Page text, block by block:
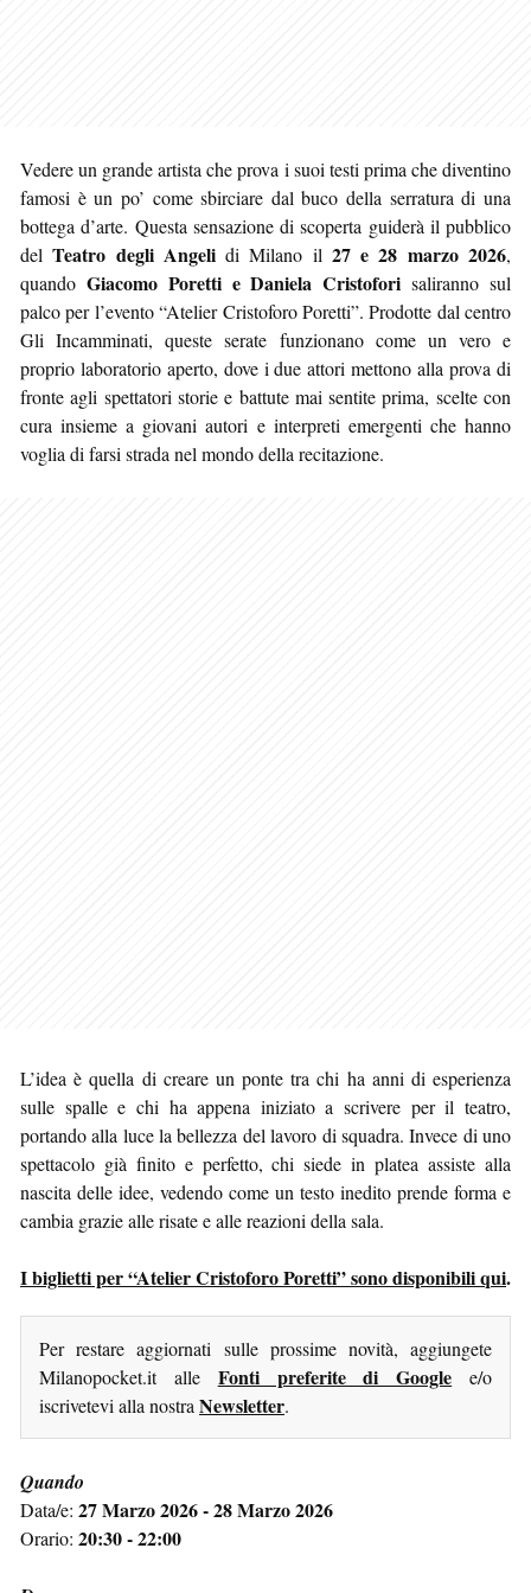
Vedere un grande artista che prova i suoi testi prima che diventino
famosi è un po’ come sbirciare dal buco della serratura di una
bottega d’arte. Questa sensazione di scoperta guiderà il pubblico
delTeatro degli Angelidi Milano il 27 e 28 marzo 2026,
quando Giacomo Poretti e Daniela Cristofori saliranno sul
palco per l’evento “Atelier Cristoforo Poretti”. Prodotte dal centro
Gli Incamminati, queste serate funzionano come un vero e
proprio laboratorio aperto, dove i due attori mettono alla prova di
fronte agli spettatori storie e battute mai sentite prima, scelte con
cura insieme a giovani autori e interpreti emergenti che hanno
voglia di farsi strada nel mondo della recitazione.
L’idea è quella di creare un ponte tra chi ha anni di esperienza
sulle spalle e chi ha appena iniziato a scrivere per il teatro,
portando alla luce la bellezza del lavoro di squadra. Invece di uno
spettacolo già finito e perfetto, chi siede in platea assiste alla
nascita delle idee, vedendo come un testo inedito prende forma e
cambia grazie alle risate e alle reazioni della sala.
I biglietti per “Atelier Cristoforo Poretti” sono disponibili qui.
Per restare aggiornati sulle prossime novità, aggiungete
Milanopocket.it alle Fonti preferite di Google e/o
iscrivetevi alla nostra Newsletter.
Quando
Data/e: 27 Marzo 2026 - 28 Marzo 2026
Orario: 20:30 - 22:00